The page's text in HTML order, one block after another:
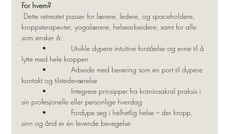
For hvem?
Dette retreatet passer for lærere, ledere, og spaceholdere,
kroppsterapeuter, yogalærere, helsearbeidere, samt for alle
som ønsker å:
•            Utvikle dypere intuitive forståelse og evne til å
lytte med hele kroppen
•            Arbeide med berøring som en port til dypere
kontakt og tilstedeværelse
•            Integrere prinsipper fra kraniosakral praksis i
sin profesjonelle eller personlige hverdag
•            Fordype seg i helhetlig helse – der kropp,
sinn og ånd er én levende bevegelse